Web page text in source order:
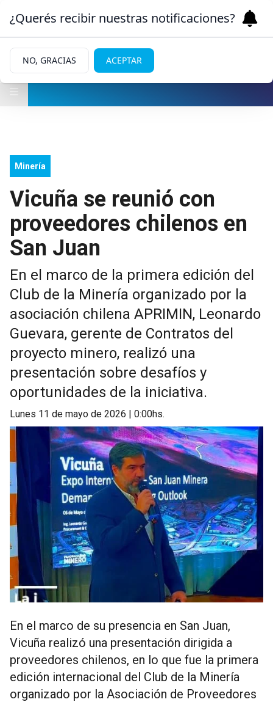
Minería
Vicuña se reunió con
proveedores chilenos en
San Juan
En el marco de la primera edición del
Club de la Minería organizado por la
asociación chilena APRIMIN, Leonardo
Guevara, gerente de Contratos del
proyecto minero, realizó una
presentación sobre desafíos y
oportunidades de la iniciativa.
lunes 11 de mayo de 2026 | 0:00hs.
En el marco de su presencia en San Juan,
Vicuña realizó una presentación dirigida a
proveedores chilenos, en lo que fue la primera
edición internacional del Club de la Minería
organizado por la Asociación de Proveedores
¿Querés recibir nuestras notificaciones?
NO, GRACIAS ACEPTAR